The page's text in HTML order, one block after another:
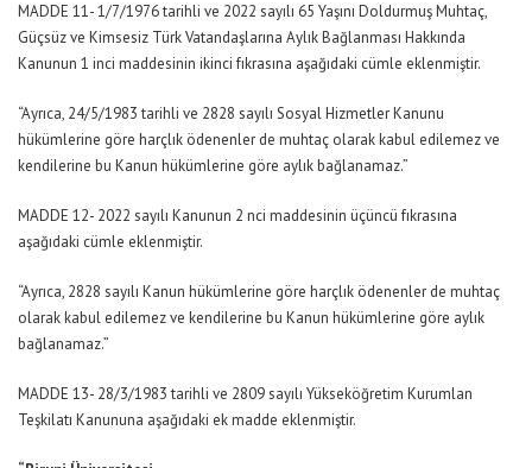
MADDE 11- 1/7/1976 tarihli ve 2022 sayılı 65 Yaşını Doldurmuş Muhtaç,
Güçsüz ve Kimsesiz Türk Vatandaşlarına Aylık Bağlanması Hakkında
Kanunun 1 inci maddesinin ikinci fıkrasına aşağıdaki cümle eklenmiştir.
“Ayrıca, 24/5/1983 tarihli ve 2828 sayılı Sosyal Hizmetler Kanunu
hükümlerine göre harçlık ödenenler de muhtaç olarak kabul edilemez ve
kendilerine bu Kanun hükümlerine göre aylık bağlanamaz.”
MADDE 12- 2022 sayılı Kanunun 2 nci maddesinin üçüncü fıkrasına
aşağıdaki cümle eklenmiştir.
“Ayrıca, 2828 sayılı Kanun hükümlerine göre harçlık ödenenler de muhtaç
olarak kabul edilemez ve kendilerine bu Kanun hükümlerine göre aylık
bağlanamaz.”
MADDE 13- 28/3/1983 tarihli ve 2809 sayılı Yükseköğretim Kurumlan
Teşkilatı Kanununa aşağıdaki ek madde eklenmiştir.